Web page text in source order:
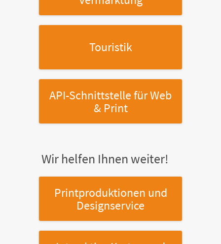
Touristik
API-Schnittstellefür Web
& Print
Wir helfen Ihnen weiter!
Printproduktionen und
Designservice